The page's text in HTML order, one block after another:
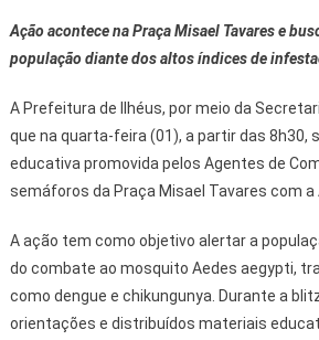
Ação acontece na Praça Misael Tavares e
população diante dos altos índices de
A Prefeitura de Ilhéus, por meio da
que na quarta-feira (01), a partir das 8h30,
educativa promovida pelos Agentes de
semáforos da Praça Misael Tavares com a
A ação tem como objetivo alertar a
do combate ao mosquito Aedes aegypti,
como dengue e chikungunya. Durante a
orientações e distribuídos materiais